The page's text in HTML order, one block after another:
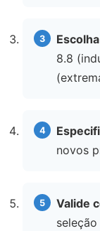
8.8
novos
Valide